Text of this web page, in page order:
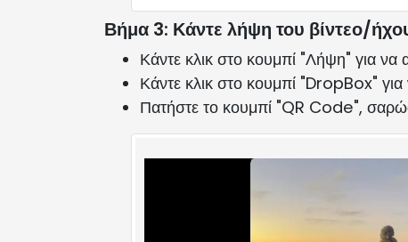
Βήμα 3: Κάντε λήψη του βίντεο/
Κάντε κλικ στο κουμπί "Λήψη" για να
Κάντε κλικ στο κουμπί "DropBox"
Πατήστε το κουμπί "QR Code",